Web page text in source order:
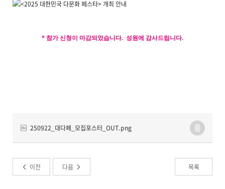
* 참가 신청이 마감되었습니다. 성원에 감사드립니다.
250922_대다페_모집포스터_OUT.png
이전 다음 목록